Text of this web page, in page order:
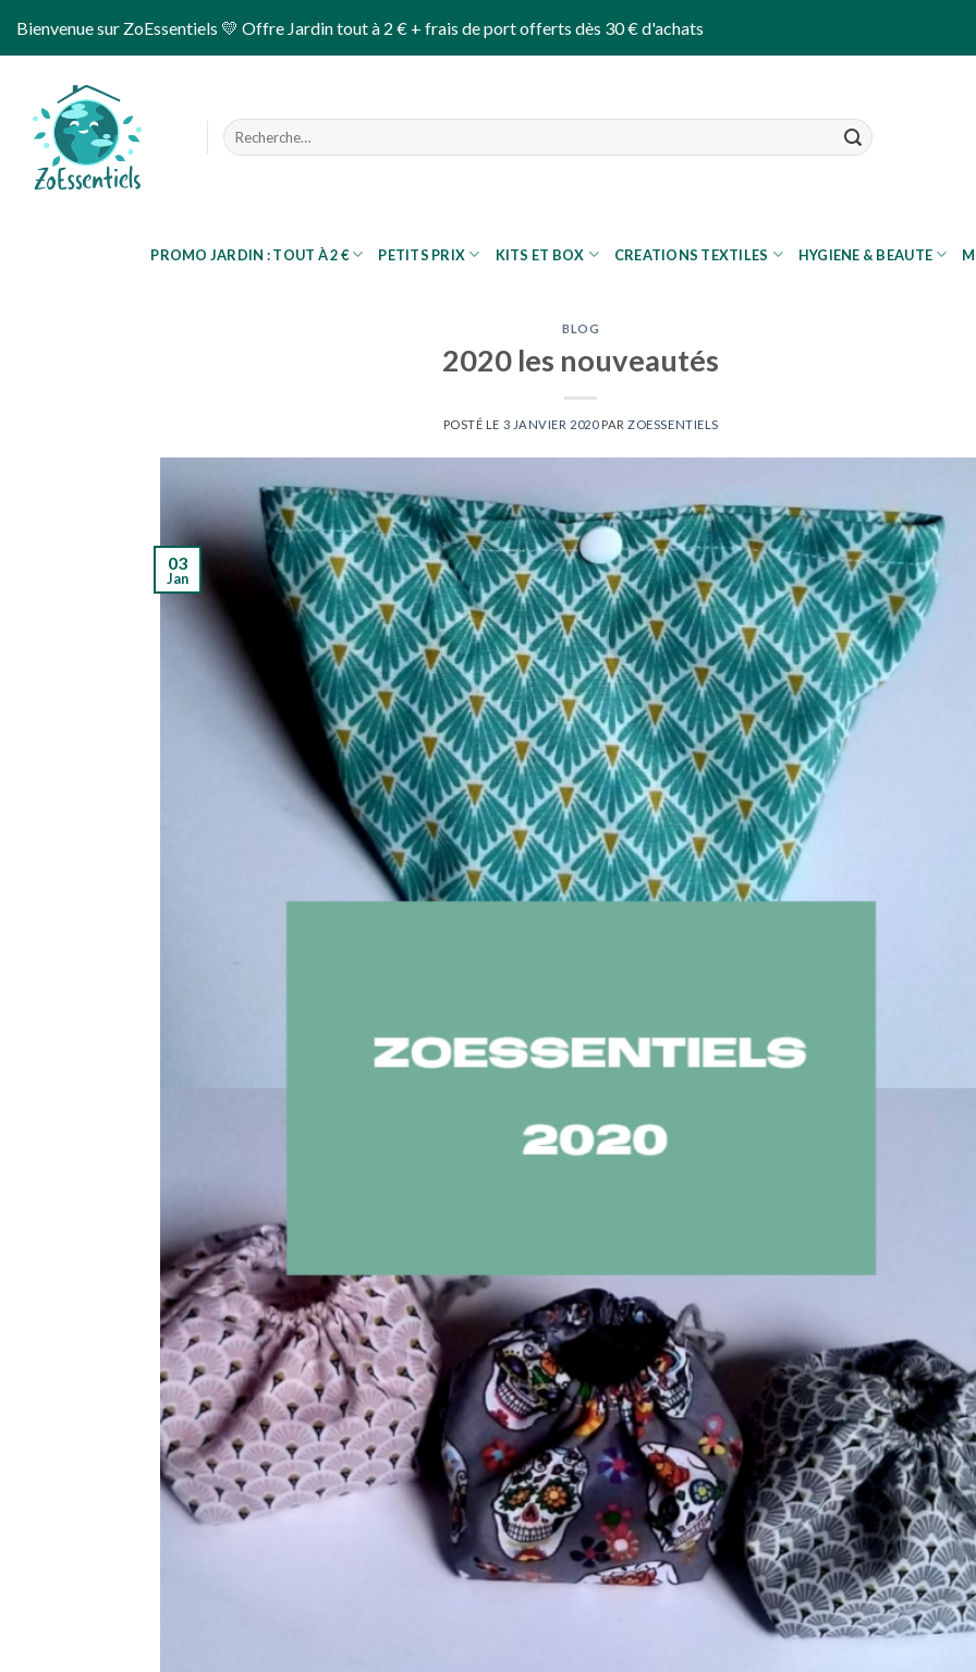
Bienvenue sur ZoEssentiels 💛 Offre Jardin tout à 2 € + frais de port offerts dès 30 € d'achats
Recherche
pour :
PROMO JARDIN : TOUT À 2 € PETITS PRIX KITS ET BOX CREATIONS TEXTILES HYGIENE & BEAUTE
BLOG
2020 les nouveautés
POSTÉ LE 3 JANVIER 2020PARZOESSENTIELS
03
Jan